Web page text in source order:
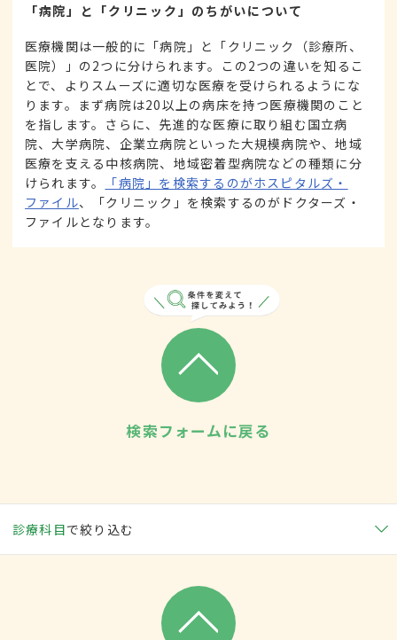
「病院」と「クリニック」のちがいについて
医療機関は一般的に「病院」と「クリニック（診療所、
医院）」の2つに分けられます。この2つの違いを知るこ
とで、よりスムーズに適切な医療を受けられるようにな
ります。まず病院は20以上の病床を持つ医療機関のこと
を指します。さらに、先進的な医療に取り組む国立病
院、大学病院、企業立病院といった大規模病院や、地域
医療を支える中核病院、地域密着型病院などの種類に分
けられます。
「病院」を検索するのがホスピタルズ・
ファイル、「クリニック」を検索するのがドクターズ・
ファイルとなります。
検索フォームに戻る
診療科目で絞り込む